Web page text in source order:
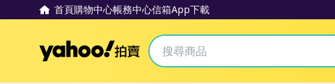
首頁購物中心帳務中心信箱App下載
Yahoo拍賣